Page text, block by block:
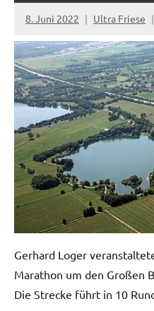
8. Juni 2022 Ultra Friese
Gerhard Loger
Marathon um den Großen
Die Strecke führt in 10